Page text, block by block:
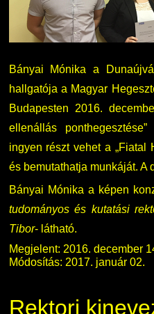
Bányai Mónika a
hallgatója a Magyar
Budapesten 2016.
ellenállás
ingyen részt vehet a „Fiatal
és bemutathatja munkáját. A
Bányai Mónika a képen
tudományos és kutatási
Tibor- látható.
Megjelent: 2016. december
Módosítás: 2017. január 02.
Rektori